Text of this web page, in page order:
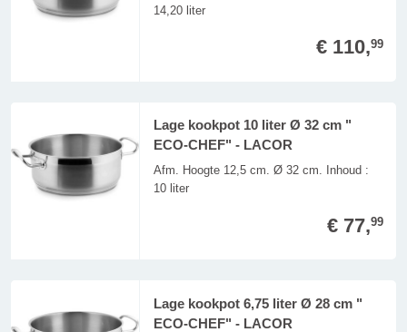
14,20 liter
€ 110,99
Lage kookpot 10 liter Ø 32 cm "
ECO-CHEF" - LACOR
Afm. Hoogte 12,5 cm. Ø 32 cm. Inhoud :
10 liter
€ 77,99
Lage kookpot 6,75 liter Ø 28 cm "
ECO-CHEF" - LACOR